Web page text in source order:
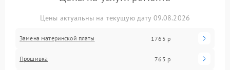
Цены актуальны на текущую дату 09.08.2026
Замена материнской платы 1765 р
Прошивка 765 р